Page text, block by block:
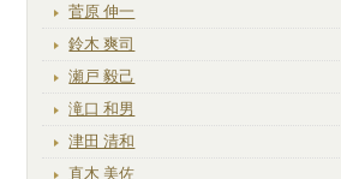
菅原 伸一
鈴木 爽司
瀬戸 毅己
滝口 和男
津田 清和
直木 美佐